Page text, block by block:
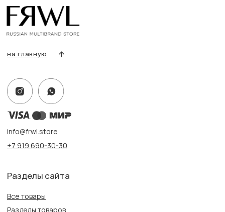
Условия возврата/обмена
Оплата и доставка
Контакты, реквизиты
Информация
Политика конфиденциальности
Публичная оферта
ПН-ВС с 10:00 до 22:00